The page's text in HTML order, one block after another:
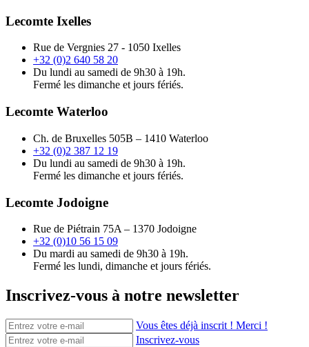
Lecomte Ixelles
Rue de Vergnies 27 - 1050 Ixelles
+32 (0)2 640 58 20
Du lundi au samedi de 9h30 à 19h.
Fermé les dimanche et jours fériés.
Lecomte Waterloo
Ch. de Bruxelles 505B – 1410 Waterloo
+32 (0)2 387 12 19
Du lundi au samedi de 9h30 à 19h.
Fermé les dimanche et jours fériés.
Lecomte Jodoigne
Rue de Piétrain 75A – 1370 Jodoigne
+32 (0)10 56 15 09
Du mardi au samedi de 9h30 à 19h.
Fermé les lundi, dimanche et jours fériés.
Inscrivez-vous à notre newsletter
Vous êtes déjà inscrit ! Merci !
Inscrivez-vous